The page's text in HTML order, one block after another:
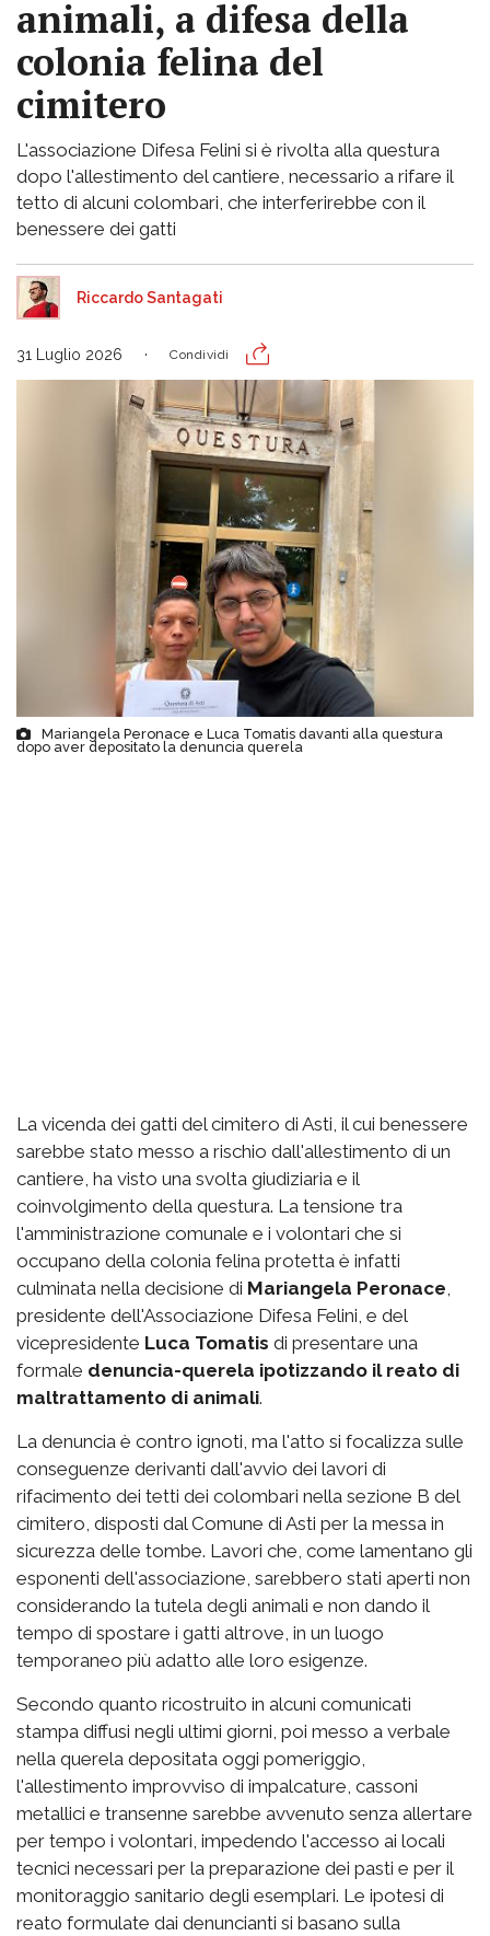
animali, a difesa della
colonia felina del
cimitero
L'associazione Difesa Felini si è rivolta alla questura
dopo l'allestimento del cantiere, necessario a rifare il
tetto di alcuni colombari, che interferirebbe con il
benessere dei gatti
Riccardo Santagati
31 Luglio 2026 Condividi
Mariangela Peronace e Luca Tomatis davanti alla questura
dopo aver depositato la denuncia querela
La vicenda dei gatti del cimitero di Asti, il cui benessere
sarebbe stato messo a rischio dall'allestimento di un
cantiere, ha visto una svolta giudiziaria e il
coinvolgimento della questura. La tensione tra
l'amministrazione comunale e i volontari che si
occupano della colonia felina protetta è infatti
culminata nella decisione di Mariangela Peronace,
presidente dell'Associazione Difesa Felini, e del
vicepresidente Luca Tomatis di presentare una
formale denuncia-querela ipotizzando il reato di
maltrattamento di animali.
La denuncia è contro ignoti, ma l'atto si focalizza sulle
conseguenze derivanti dall'avvio dei lavori di
rifacimento dei tetti dei colombari nella sezione B del
cimitero, disposti dal Comune di Asti per la messa in
sicurezza delle tombe. Lavori che, come lamentano gli
esponenti dell'associazione, sarebbero stati aperti non
considerando la tutela degli animali e non dando il
tempo di spostare i gatti altrove, in un luogo
temporaneo più adatto alle loro esigenze.
Secondo quanto ricostruito in alcuni comunicati
stampa diffusi negli ultimi giorni, poi messo a verbale
nella querela depositata oggi pomeriggio,
l'allestimento improvviso di impalcature, cassoni
metallici e transenne sarebbe avvenuto senza allertare
per tempo i volontari, impedendo l'accesso ai locali
tecnici necessari per la preparazione dei pasti e per il
monitoraggio sanitario degli esemplari. Le ipotesi di
reato formulate dai denuncianti si basano sulla